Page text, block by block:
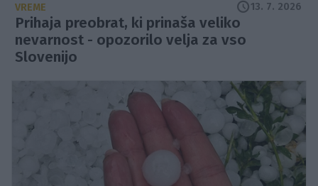
VREME 13. 7. 2026
Prihaja preobrat, ki prinaša veliko
nevarnost - opozorilo velja za vso
Slovenijo